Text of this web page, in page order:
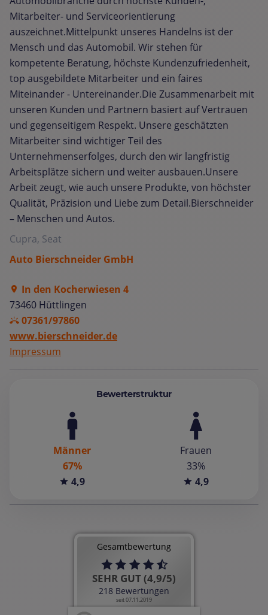
Mitarbeiter- und Serviceorientierung
auszeichnet.Mittelpunkt unseres Handelns ist der
Mensch und das Automobil. Wir stehen für
kompetente Beratung, höchste Kundenzufriedenheit,
top ausgebildete Mitarbeiter und ein faires
Miteinander - Untereinander.Die Zusammenarbeit mit
unseren Kunden und Partnern basiert auf Vertrauen
und gegenseitigem Respekt. Unsere geschätzten
Mitarbeiter sind wichtiger Teil des
Unternehmenserfolges, durch den wir langfristig
Arbeitsplätze sichern und weiter ausbauen.Unsere
Arbeit zeugt, wie auch unsere Produkte, von höchster
Qualität, Präzision und Liebe zum Detail.Bierschneider
– Menschen und Autos.
Cupra, Seat
Auto Bierschneider GmbH
In den Kocherwiesen 4
73460 Hüttlingen
07361/97860
www.bierschneider.de
Impressum
Bewerterstruktur
Männer
67%
4,9
Frauen
33%
4,9
Gesamtbewertung
SEHR GUT (4,9/5)
218 Bewertungen
seit 07.11.2019